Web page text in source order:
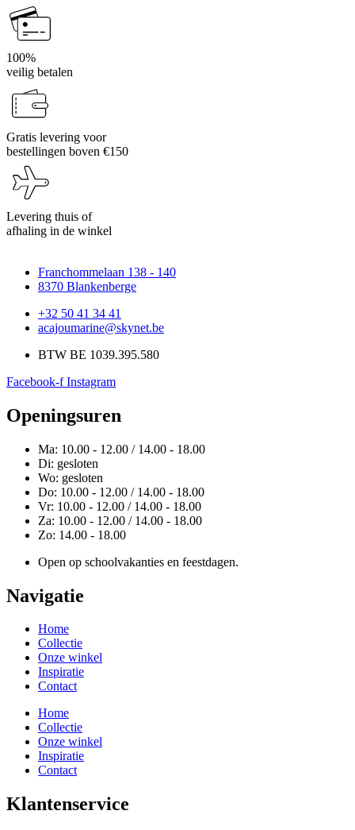
100%
veilig betalen
Gratis levering voor
bestellingen boven €150
Levering thuis of
afhaling in de winkel
Franchommelaan 138 - 140
8370 Blankenberge
+32 50 41 34 41
acajoumarine@skynet.be
BTW BE 1039.395.580
Facebook-f Instagram
Openingsuren
Ma: 10.00 - 12.00 / 14.00 - 18.00
Di: gesloten
Wo: gesloten
Do: 10.00 - 12.00 / 14.00 - 18.00
Vr: 10.00 - 12.00 / 14.00 - 18.00
Za: 10.00 - 12.00 / 14.00 - 18.00
Zo: 14.00 - 18.00
Open op schoolvakanties en feestdagen.
Navigatie
Home
Collectie
Onze winkel
Inspiratie
Contact
Home
Collectie
Onze winkel
Inspiratie
Contact
Klantenservice